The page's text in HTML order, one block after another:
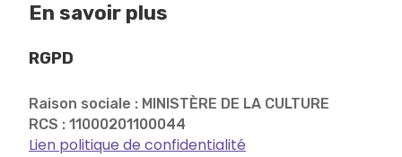
En savoir plus
RGPD
Raison sociale : MINISTÈRE DE LA CULTURE
RCS : 11000201100044
Lien politique de confidentialité